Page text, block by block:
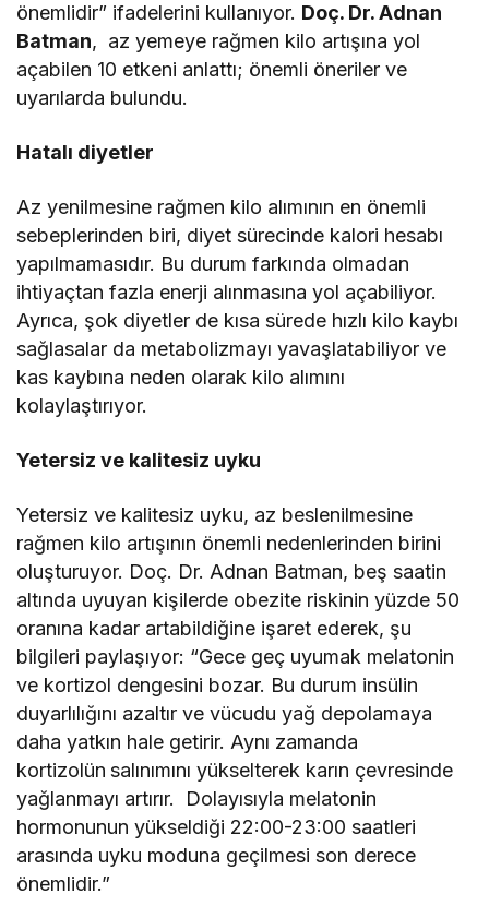
önemlidir” ifadelerini kullanıyor. Doç. Dr. Adnan
Batman, az yemeye rağmen kilo artışına yol
açabilen 10 etkeni anlattı; önemli öneriler ve
uyarılarda bulundu.
Hatalı diyetler
Az yenilmesine rağmen kilo alımının en önemli
sebeplerinden biri, diyet sürecinde kalori hesabı
yapılmamasıdır. Bu durum farkında olmadan
ihtiyaçtan fazla enerji alınmasına yol açabiliyor.
Ayrıca, şok diyetler de kısa sürede hızlı kilo kaybı
sağlasalar da metabolizmayı yavaşlatabiliyor ve
kas kaybına neden olarak kilo alımını
kolaylaştırıyor.
Yetersiz ve kalitesiz uyku
Yetersiz ve kalitesiz uyku, az beslenilmesine
rağmen kilo artışının önemli nedenlerinden birini
oluşturuyor. Doç. Dr. Adnan Batman, beş saatin
altında uyuyan kişilerde obezite riskinin yüzde 50
oranına kadar artabildiğine işaret ederek, şu
bilgileri paylaşıyor: “Gece geç uyumak melatonin
ve kortizol dengesini bozar. Bu durum insülin
duyarlılığını azaltır ve vücudu yağ depolamaya
daha yatkın hale getirir. Aynı zamanda
kortizolün salınımını yükselterek karın çevresinde
yağlanmayı artırır. Dolayısıyla melatonin
hormonunun yükseldiği 22:00-23:00 saatleri
arasında uyku moduna geçilmesi son derece
önemlidir.”